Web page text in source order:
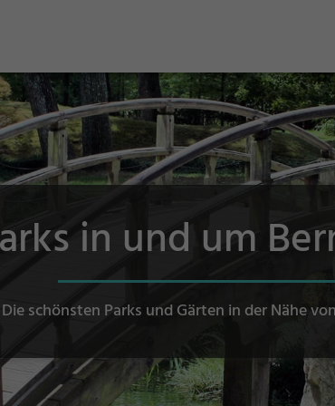
in und um
Die schönsten Parks und Gärten in der Nähe